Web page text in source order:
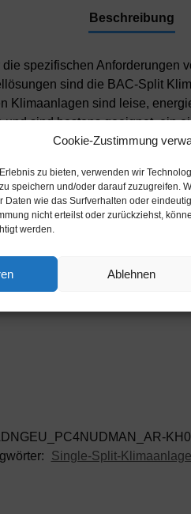
Cookie-Zustimmung
zu bieten, verwenden wir
speichern und/oder darauf zuzugreifen.
Daten wie das Surfverhalten oder
nicht erteilst oder zurückziehst,
werden.
Ablehnen
Beschreibung
spezifischen Anforderungen
sind die BAC-Split
Klimaanlagen sind leise,
sind bestens geeignet, ein
zu schaffen. Die 360°
perfekt in das Raumdesign
KH03E
Single-Split-Klimaanlage